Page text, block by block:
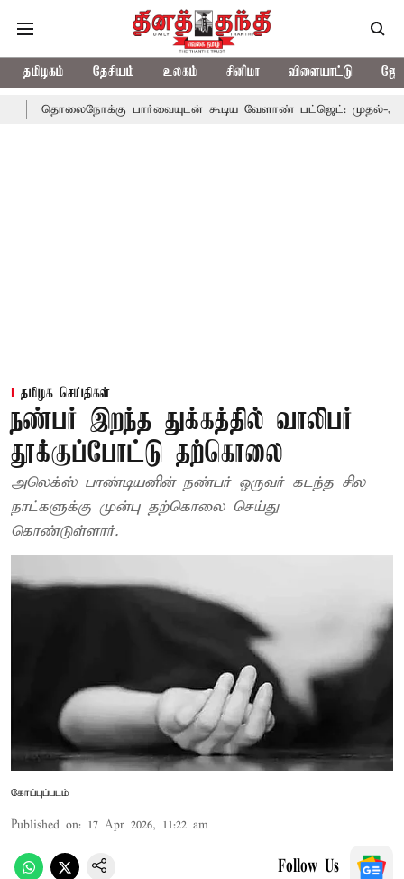
தமிழகம் தேசியம் உலகம் சினிமா விளையாட்டு
பார்வையுடன் கூடிய வேளாண் பட்ஜெட்: முதல்-அமைச்சர்
தமிழக செய்திகள்
நண்பர் இறந்த துக்கத்தில் வாலிபர்
தூக்குப்போட்டு தற்கொலை
அலெக்ஸ் பாண்டியனின் நண்பர் ஒருவர் கடந்த சில
நாட்களுக்கு முன்பு தற்கொலை செய்து
கொண்டுள்ளார்.
கோப்புப்படம்
Published on: 17 Apr 2026, 11:22 am
Follow Us